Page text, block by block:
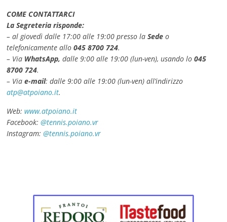
COME CONTATTARCI
La Segreteria risponde:
– al giovedì dalle 17:00 alle 19:00 presso laSede o
telefonicamente allo045 8700 724.
– Via WhatsApp, dalle 9:00 alle 19:00 (lun-ven), usando lo045
8700 724.
– Viae-mail: dalle 9:00 alle 19:00 (lun-ven) all’indirizzo
atp@atpoiano.it.
Web:www.atpoiano.it
Facebook:@tennis.poiano.vr
Instagram:@tennis.poiano.vr